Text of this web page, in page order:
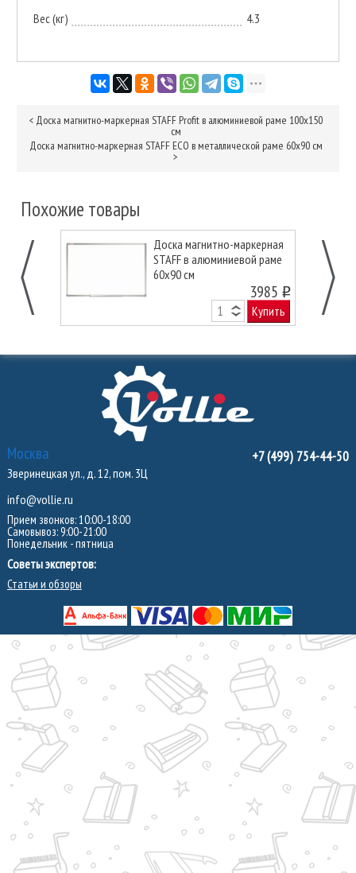
Вес (кг)
4.3
< Доска магнитно-маркерная STAFF Profit в алюминиевой раме 100х150
см
Доска магнитно-маркерная STAFF ECO в металлической раме 60х90 см
>
Похожие товары
Доска магнитно-маркерная
STAFF в алюминиевой раме
60х90 см
3985 o
Купить
Москва
Зверинецкая ул., д. 12, пом. 3Ц
info@vollie.ru
Прием звонков: 10:00-18:00
Самовывоз: 9:00-21:00
Понедельник - пятница
Советы экспертов:
Статьи и обзоры
+7 (499) 754-44-50